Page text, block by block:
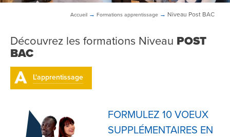
Accueil → Formations apprentissage → Niveau Post BAC
Découvrez les formations Niveau POST
BAC
L'apprentissage
FORMULEZ 10 VOEUX
SUPPLÉMENTAIRES EN